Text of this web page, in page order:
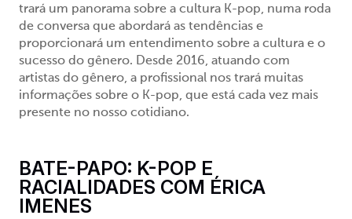
trará um panorama sobre a cultura K-pop, numa roda
de conversa que abordará as tendências e
proporcionará um entendimento sobre a cultura e o
sucesso do gênero. Desde 2016, atuando com
artistas do gênero, a profissional nos trará muitas
informações sobre o K-pop, que está cada vez mais
presente no nosso cotidiano.
BATE-PAPO: K-POP E
RACIALIDADES COM ÉRICA
IMENES